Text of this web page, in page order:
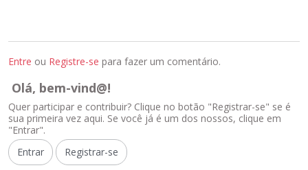
Entre ou Registre-se para fazer um comentário.
Olá, bem-vind@!
Quer participar e contribuir? Clique no botão "Registrar-se" se é
sua primeira vez aqui. Se você já é um dos nossos, clique em
"Entrar".
Entrar
Registrar-se